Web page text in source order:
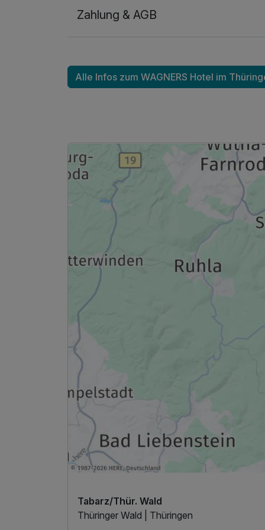
Ausstattung
Doppelzimmer Standard
2 Erwachsene
Ausstattung
Zusatznächte
Für 4 Tage
Einzelzimmer
1 Erwachsenen
Ausstattung
Zusatznächte
Zahlung & AGB
Alle Infos zum WAGNERS Hotel im
Tabarz/Thür. Wald
Thüringer Wald | Thüringen